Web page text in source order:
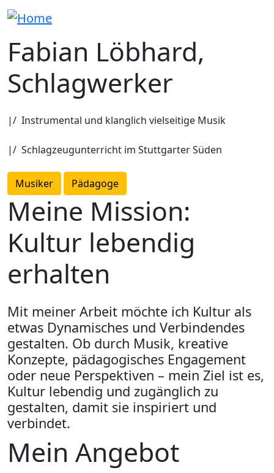
Fabian Löbhard,
Schlagwerker
|/ Instrumental und klanglich vielseitige Musik
|/ Schlagzeugunterricht im Stuttgarter Süden
Musiker Pädagoge
Meine Mission:
Kultur lebendig
erhalten
Mit meiner Arbeit möchte ich Kultur als
etwas Dynamisches und Verbindendes
gestalten. Ob durch Musik, kreative
Konzepte, pädagogisches Engagement
oder neue Perspektiven – mein Ziel ist es,
Kultur lebendig und zugänglich zu
gestalten, damit sie inspiriert und
verbindet.
Mein Angebot